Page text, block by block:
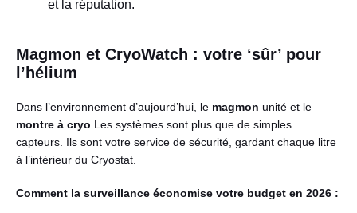
et la réputation.
Magmon et CryoWatch : votre ‘sûr’ pour
l’hélium
Dans l’environnement d’aujourd’hui, le magmon unité et le
montre à cryo Les systèmes sont plus que de simples
capteurs. Ils sont votre service de sécurité, gardant chaque litre
à l’intérieur du Cryostat.
Comment la surveillance économise votre budget en 2026 :